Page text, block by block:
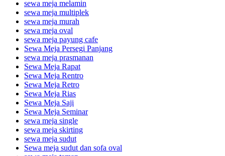
sewa meja melamin
sewa meja multiplek
sewa meja murah
sewa meja oval
sewa meja payung cafe
Sewa Meja Persegi Panjang
sewa meja prasmanan
Sewa Meja Rapat
Sewa Meja Rentro
Sewa Meja Retro
Sewa Meja Rias
Sewa Meja Saji
Sewa Meja Seminar
sewa meja single
sewa meja skirting
sewa meja sudut
Sewa meja sudut dan sofa oval